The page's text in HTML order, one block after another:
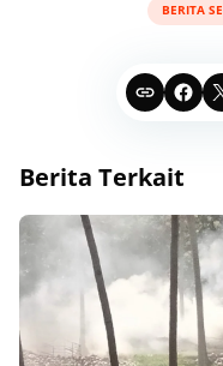
BERITA
Berita Terkait